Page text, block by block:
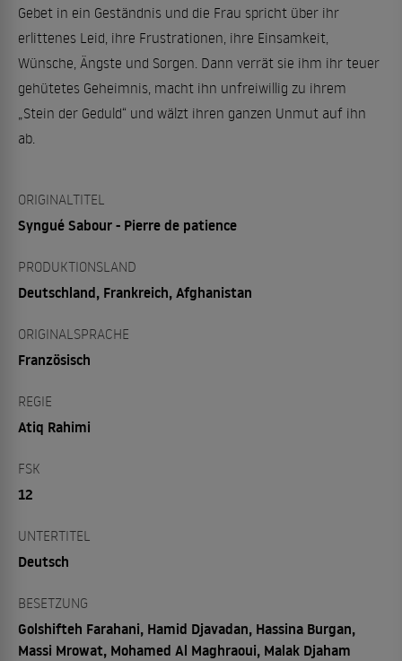
Gebet in ein Geständnis und die Frau spricht über ihr
erlittenes Leid, ihre Frustrationen, ihre Einsamkeit,
Wünsche, Ängste und Sorgen. Dann verrät sie ihm ihr teuer
gehütetes Geheimnis, macht ihn unfreiwillig zu ihrem
„Stein der Geduld“ und wälzt ihren ganzen Unmut auf ihn
ab.
ORIGINALTITEL
Syngué Sabour - Pierre de patience
PRODUKTIONSLAND
Deutschland, Frankreich, Afghanistan
ORIGINALSPRACHE
Französisch
REGIE
Atiq Rahimi
FSK
12
UNTERTITEL
Deutsch
BESETZUNG
Golshifteh Farahani, Hamid Djavadan, Hassina Burgan,
Massi Mrowat, Mohamed Al Maghraoui, Malak Djaham